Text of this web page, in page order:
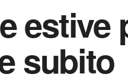
estive
subito